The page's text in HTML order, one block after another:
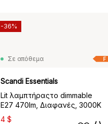
F
Σε απόθεμα
Scandi Essentials
Lit λαμπτήραςτο dimmable
E27 470lm, Διαφανές, 3000K
4 $
-36%